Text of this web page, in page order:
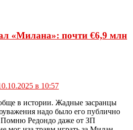
«Милана»: почти €6,9 млн
в 10:57
в истории. Жадные засранцы
надо было его публично
Редондо даже от ЗП